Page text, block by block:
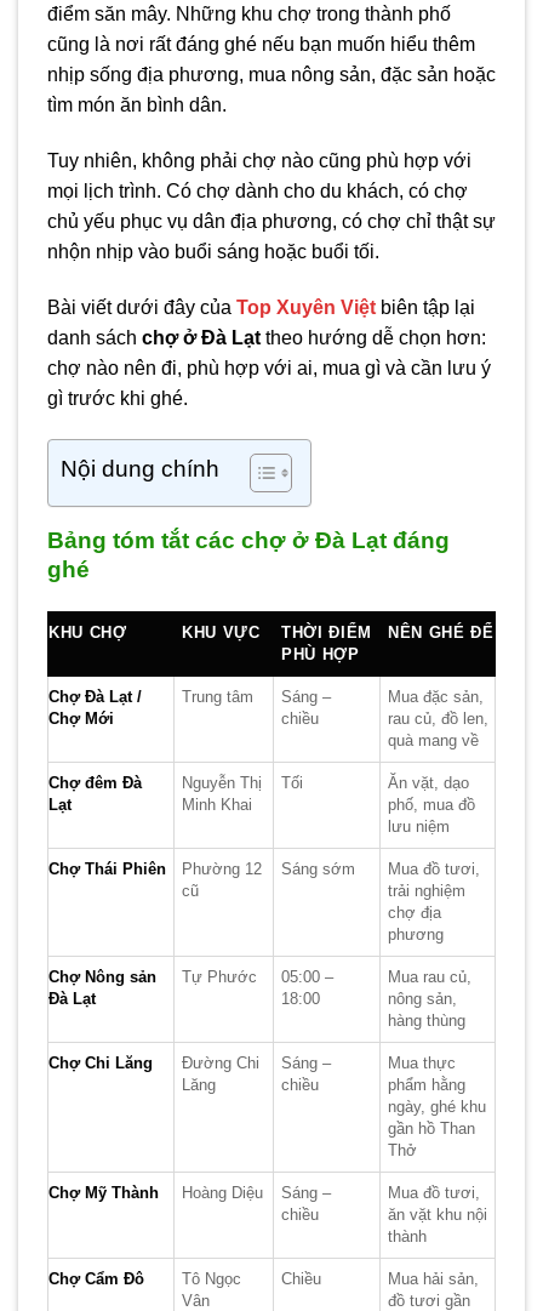
điểm săn mây. Những khu chợ trong thành phố
cũng là nơi rất đáng ghé nếu bạn muốn hiểu thêm
nhịp sống địa phương, mua nông sản, đặc sản hoặc
tìm món ăn bình dân.
Tuy nhiên, không phải chợ nào cũng phù hợp với
mọi lịch trình. Có chợ dành cho du khách, có chợ
chủ yếu phục vụ dân địa phương, có chợ chỉ thật sự
nhộn nhịp vào buổi sáng hoặc buổi tối.
Bài viết dưới đây của Top Xuyên Việt biên tập lại
danh sách chợ ở Đà Lạt theo hướng dễ chọn hơn:
chợ nào nên đi, phù hợp với ai, mua gì và cần lưu ý
gì trước khi ghé.
Nội dung chính
Bảng tóm tắt các chợ ở Đà Lạt đáng
ghé
KHU CHỢ KHU VỰC
THỜI ĐIỂM
PHÙ HỢP
NÊN GHÉ ĐỂ
Chợ Đà Lạt /
Chợ Mới
Trung tâm
Sáng –
chiều
Mua đặc sản,
rau củ, đồ len,
quà mang về
Chợ đêm Đà
Lạt
Nguyễn Thị
Minh Khai
Tối
Ăn vặt, dạo
phố, mua đồ
lưu niệm
Chợ Thái Phiên
Phường 12
cũ
Sáng sớm
Mua đồ tươi,
trải nghiệm
chợ địa
phương
Chợ Nông sản
Đà Lạt
Tự Phước
05:00 –
18:00
Mua rau củ,
nông sản,
hàng thùng
Chợ Chi Lăng
Đường Chi
Lăng
Sáng –
chiều
Mua thực
phẩm hằng
ngày, ghé khu
gần hồ Than
Thở
Chợ Mỹ Thành Hoàng Diệu
Sáng –
chiều
Mua đồ tươi,
ăn vặt khu nội
thành
Chợ Cẩm Đô
Tô Ngọc
Vân
Chiều
Mua hải sản,
đồ tươi gần